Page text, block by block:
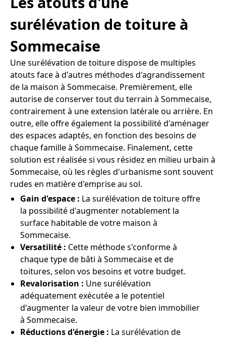
surélévation de toiture à
Sommecaise
Une surélévation de toiture dispose de multiples
atouts face à d'autres méthodes d'agrandissement
de la maison à Sommecaise. Premièrement, elle
autorise de conserver tout du terrain à Sommecaise,
contrairement à une extension latérale ou arrière. En
outre, elle offre également la possibilité d'aménager
des espaces adaptés, en fonction des besoins de
chaque famille à Sommecaise. Finalement, cette
solution est réalisée si vous résidez en milieu urbain à
Sommecaise, où les règles d'urbanisme sont souvent
rudes en matière d'emprise au sol.
Gain d'espace : La surélévation de toiture offre
la possibilité d'augmenter notablement la
surface habitable de votre maison à
Sommecaise.
Versatilité : Cette méthode s'conforme à
chaque type de bâti à Sommecaise et de
toitures, selon vos besoins et votre budget.
Revalorisation : Une surélévation
adéquatement exécutée a le potentiel
d'augmenter la valeur de votre bien immobilier
à Sommecaise.
Réductions d'énergie : La surélévation de